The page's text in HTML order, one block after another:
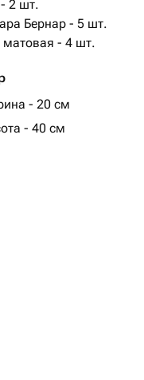
2 шт.
Бернар - 5 шт.
матовая - 4 шт.
- 20 см
- 40 см